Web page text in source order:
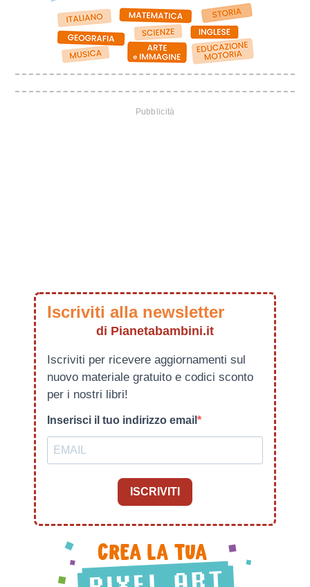
Iscriviti alla newsletter
di Pianetabambini.it
Iscriviti per ricevere aggiornamenti sul
nuovo materiale gratuito e codici sconto
per i nostri libri!
Inserisci il tuo indirizzo email
ISCRIVITI